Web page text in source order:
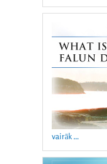
vairāk ...